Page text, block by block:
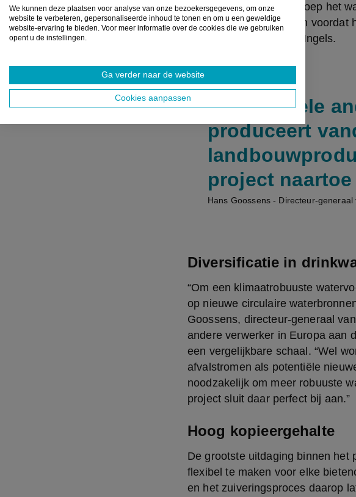
We kunnen deze plaatsen voor analyse van onze bezoekersgegevens, om onze
website te verbeteren, gepersonaliseerde inhoud te tonen en om u een geweldige
website-ervaring te bieden. Voor meer informatie over de cookies die we gebruiken
opent u de instellingen.
Ga verder naar de website
Cookies aanpassen
bekken kan De Watergroep het
zuiveringsstap uitvoeren voordat
aan het publiek”, aldus Ingels.
Geen enkele
produceert
project
Hans Goossens - Directeur-generaal
Diversificatie in
“Om een klimaatrobuuste
op nieuwe circulaire
Goossens, directeur-generaal
andere verwerker in Europa aan
een vergelijkbare schaal. “Wel
afvalstromen als potentiële
noodzakelijk om meer robuuste
project sluit daar perfect bij aan.”
Hoog kopieergehalte
De grootste uitdaging binnen het
flexibel te maken voor elke
en het zuiveringsproces daarop